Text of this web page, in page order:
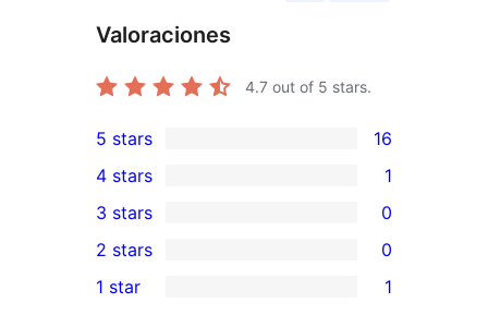
Valoraciones
4.7 out of 5 stars.
16
5-
star
reviews
5 stars 16
4-
star
review
4 stars 1
0
3-
star
3 stars 0
2-
2 stars 0
1 star 1